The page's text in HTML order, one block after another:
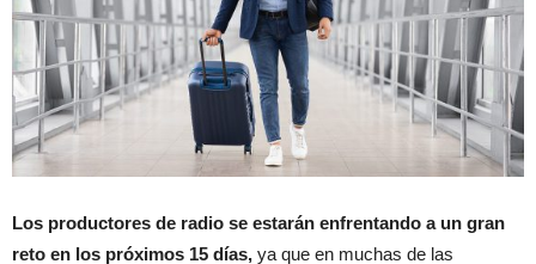
Los productores de radio se estarán enfrentando a un gran
reto en los próximos 15 días, ya que en muchas de las